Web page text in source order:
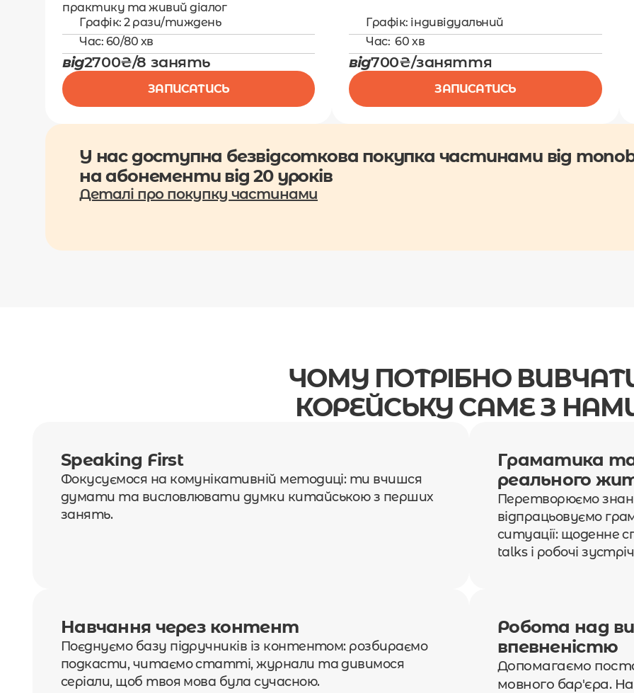
практику та живий діалог
Графік: 2 рази/тиждень
Час: 60/80 хв
від2700₴/8 занять
ЗАПИСАТИСЬ
Графік: індивідуальний
Час:  60 хв
від700₴/заняття
ЗАПИСАТИСЬ
У нас доступна безвідсоткова покупка частинами від
на абонементи від 20 уроків
Деталі про покупку частинами
ЧОМУ ПОТРІБНО
КОРЕЙСЬКУ САМЕ З
Speaking First
Фокусуємося на комунікативній методиці: ти вчишся
думати та висловлювати думки китайською з перших
занять.
Граматика
реального
Перетворюємо
відпрацьовуємо
ситуації: щоденне
talks і робочі
Навчання через контент
Поєднуємо базу підручників із контентом: розбираємо
подкасти, читаємо статті, журнали та дивимося
серіали, щоб твоя мова була сучасною.
Робота над
впевненістю
Допомагаємо
мовного бар'єра.